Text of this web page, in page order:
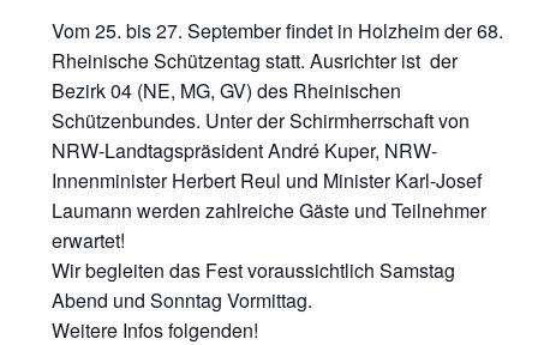
Vom 25. bis 27. September findet in Holzheim der 68.
Rheinische Schützentag statt. Ausrichter ist der
Bezirk 04 (NE, MG, GV) des Rheinischen
Schützenbundes. Unter der Schirmherrschaft von
NRW-Landtagspräsident André Kuper, NRW-
Innenminister Herbert Reul und Minister Karl-Josef
Laumann werden zahlreiche Gäste und Teilnehmer
erwartet!
Wir begleiten das Fest voraussichtlich Samstag
Abend und Sonntag Vormittag.
Weitere Infos folgenden!